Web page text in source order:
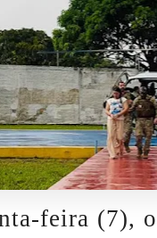
a
m
feira (7),